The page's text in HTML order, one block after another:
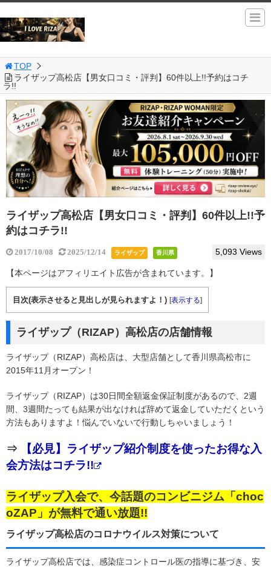
TOP
ライザップ高松店【男女口コミ・評判】60件以上!!予約はコチ
ラ!!
ライザップ高松店【男女口コミ・評判】60件以上!!予
約はコチラ!!
2017/10/08 2025/12/14 ライザップ 香川県 5,093 Views
【本ページはアフィリエイト広告が含まれています。】
目次(表示させると見出しが見られますよ！) [表示する]
ライザップ（RIZAP）高松店の店舗情報
ライザップ（RIZAP）高松店は、大型店舗として香川県高松市に
2015年11月オープン！
ライザップ（RIZAP）は30日間全額返金保証制度があるので、2週
間、3週間たっても結果が出なければ辞めて返金していただくという
方法もありますよ！悩んでいないで行動しちゃいましょう！
⇒
【必見】ライザップ紹介制度を使ったお得な入
会方法はコチラ!!
ライザップ入会で、今話題のコンビニジム「choc
oZAP」が無料で通い放題!!
ライザップ高松店のコロナウイルス対策について
ライザップ高松店では、感染症コントロール医の指導に基づき、安